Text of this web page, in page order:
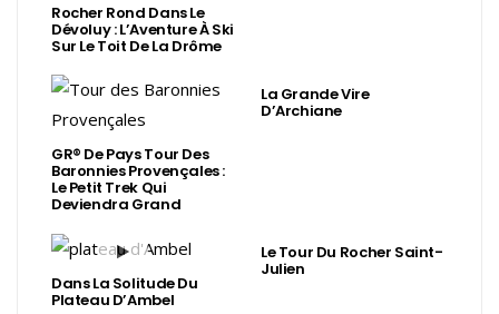
Rocher Rond Dans Le
Dévoluy : L’Aventure À Ski
Sur Le Toit De La Drôme
GR® De Pays Tour Des
Baronnies Provençales :
Le Petit Trek Qui
Deviendra Grand
La Grande Vire
D’Archiane
Dans La Solitude Du
Plateau D’Ambel
Le Tour Du Rocher Saint-
Julien